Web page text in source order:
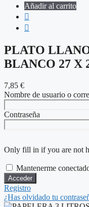
Añadir al carrito
PLATO
BLANCO 27 X
7,85 €
Nombre de usuario o
Contraseña
Only fill in if you are not
Mantenerme
Registro
¿Has olvidado tu